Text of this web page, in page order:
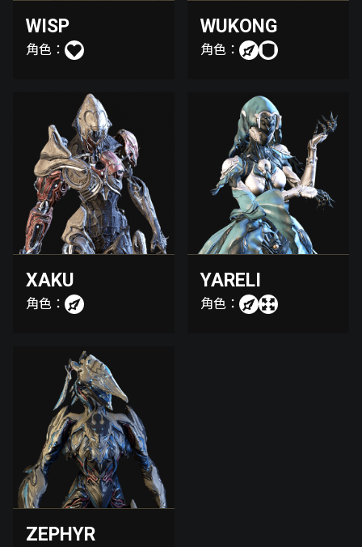
WISP
角色：
WUKONG
角色：
XAKU
角色：
YARELI
角色：
ZEPHYR